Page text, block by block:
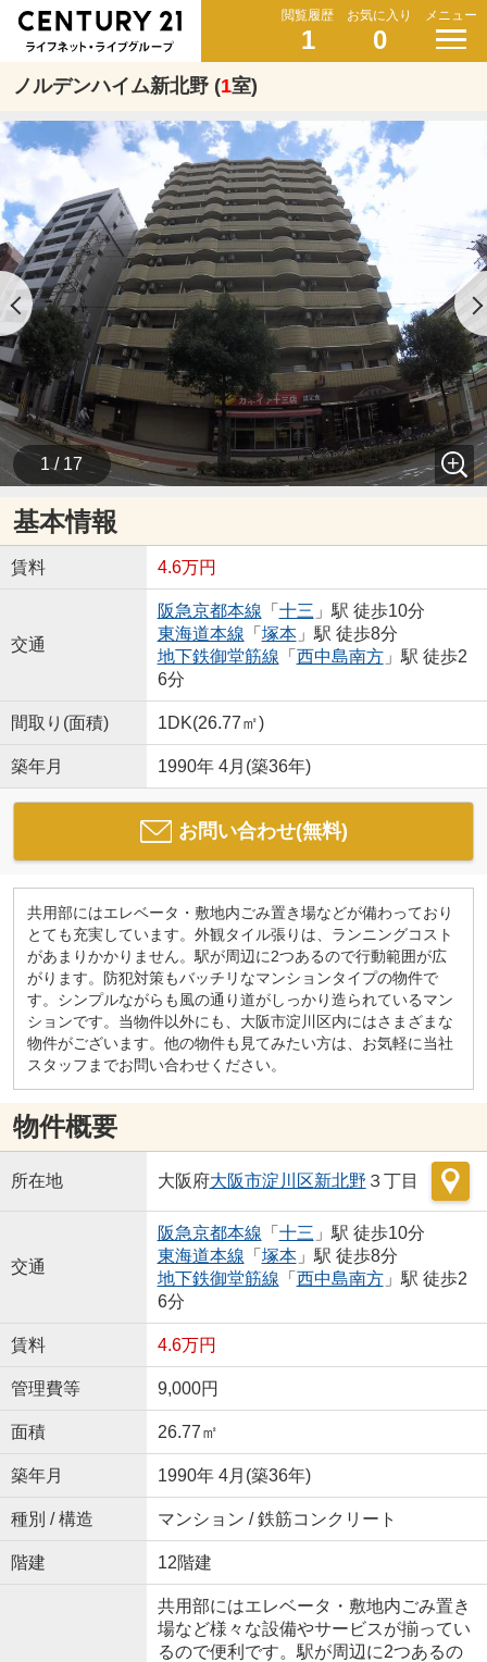
閲覧履歴
1
お気に入り
0
メニュー
ノルデンハイム新北野 (1室)
1 / 17
基本情報
賃料 4.6万円
交通
阪急京都本線 「 十三 」駅 徒歩10分
東海道本線 「 塚本」駅 徒歩8分
地下鉄御堂筋線 「 西中島南方」駅 徒歩2
6分
間取り(面積) 1DK(26.77㎡)
築年月 1990年 4月(築36年)
お問い合わせ(無料)
共用部にはエレベータ・敷地内ごみ置き場などが備わっており
とても充実しています。外観タイル張りは、ランニングコスト
があまりかかりません。駅が周辺に2つあるので行動範囲が広
がります。防犯対策もバッチリなマンションタイプの物件で
す。シンプルながらも風の通り道がしっかり造られているマン
ションです。当物件以外にも、大阪市淀川区内にはさまざまな
物件がございます。他の物件も見てみたい方は、お気軽に当社
スタッフまでお問い合わせください。
物件概要
所在地 大阪府大阪市淀川区新北野 ３丁目
交通
阪急京都本線 「 十三 」駅 徒歩10分
東海道本線 「 塚本」駅 徒歩8分
地下鉄御堂筋線 「 西中島南方」駅 徒歩2
6分
賃料 4.6万円
管理費等 9,000円
面積 26.77㎡
築年月 1990年 4月(築36年)
種別 / 構造 マンション / 鉄筋コンクリート
階建 12階建
共用部にはエレベータ・敷地内ごみ置き
場など様々な設備やサービスが揃ってい
るので便利です。駅が周辺に2つあるの